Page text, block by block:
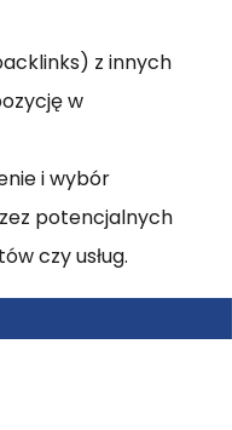
z innych
w
i wybór
potencjalnych
czy usług.